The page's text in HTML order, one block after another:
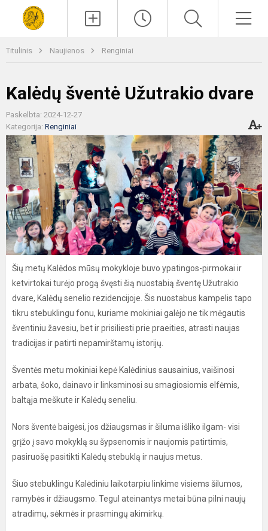
Titulinis Naujienos Renginiai
Kalėdų šventė Užutrakio dvare
Paskelbta: 2024-12-27
Kategorija: Renginiai
Šių metų Kalėdos mūsų mokykloje buvo ypatingos-pirmokai ir
ketvirtokai turėjo progą švęsti šią nuostabią šventę Užutrakio
dvare, Kalėdų senelio rezidencijoje. Šis nuostabus kampelis tapo
tikru stebuklingu fonu, kuriame mokiniai galėjo ne tik mėgautis
šventiniu žavesiu, bet ir prisiliesti prie praeities, atrasti naujas
tradicijas ir patirti nepamirštamų istorijų.
Šventės metu mokiniai kepė Kalėdinius sausainius, vaišinosi
arbata, šoko, dainavo ir linksminosi su smagiosiomis elfėmis,
baltąja meškute ir Kalėdų seneliu.
Nors šventė baigėsi, jos džiaugsmas ir šiluma išliko ilgam- visi
grįžo į savo mokyklą su šypsenomis ir naujomis patirtimis,
pasiruošę pasitikti Kalėdų stebuklą ir naujus metus.
Šiuo stebuklingu Kalėdiniu laikotarpiu linkime visiems šilumos,
ramybės ir džiaugsmo. Tegul ateinantys metai būna pilni naujų
atradimų, sėkmės ir prasmingų akimirkų.